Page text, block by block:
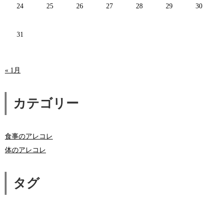
24 25 26 27 28 29 30
31
« 1月
カテゴリー
食事のアレコレ
体のアレコレ
タグ